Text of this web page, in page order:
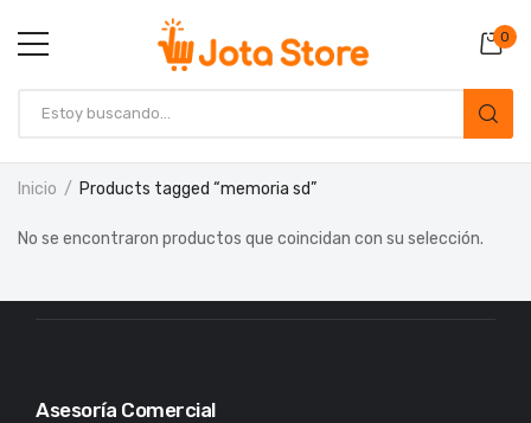
0
Inicio Products tagged “memoria sd”
No se encontraron productos que coincidan con su selección.
Asesoría Comercial